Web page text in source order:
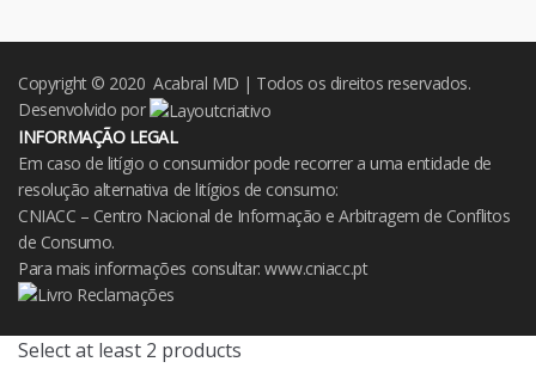
Copyright © 2020 Acabral MD | Todos os direitos reservados.
Desenvolvido por
INFORMAÇÃO LEGAL
Em caso de litígio o consumidor pode recorrer a uma entidade de
resolução alternativa de litígios de consumo:
CNIACC – Centro Nacional de Informação e Arbitragem de Conflitos
de Consumo.
Para mais informações consultar:www.cniacc.pt
Select at least 2 products